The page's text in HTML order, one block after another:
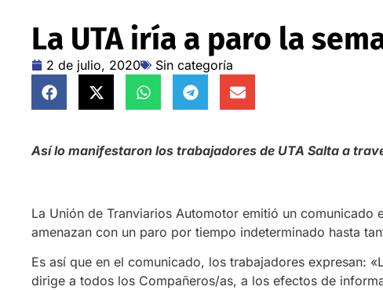
La UTA iría a paro la
2 de julio, 2020 Sin categoría
Así lo manifestaron los trabajadores de UTA Salta a
La Unión de Tranviarios Automotor emitió un
amenazan con un paro por tiempo indeterminado hasta
Es así que en el comunicado, los trabajadores expresan:
dirige a todos los Compañeros/as, a los efectos de